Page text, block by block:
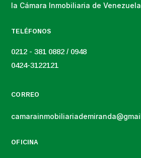
la Cámara Inmobiliaria de
TELÉFONOS
0212 - 381 0882 / 0948
0424-3122121
CORREO
OFICINA